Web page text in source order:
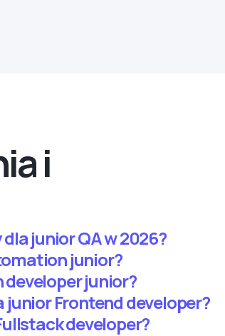
i
junior QA w 2026?
junior?
developer junior?
junior Frontend developer?
developer?